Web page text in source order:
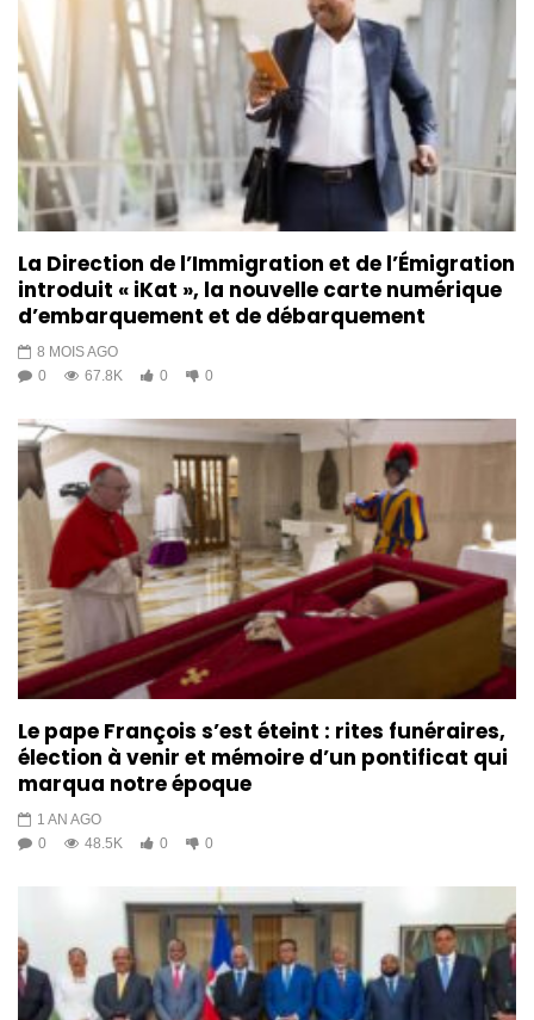
La Direction de l’Immigration et de l’Émigration
introduit « iKat », la nouvelle carte numérique
d’embarquement et de débarquement
8 MOIS AGO
0
67.8K 0 0
Le pape François s’est éteint : rites funéraires,
élection à venir et mémoire d’un pontificat qui
marqua notre époque
1 AN AGO
0
48.5K 0 0